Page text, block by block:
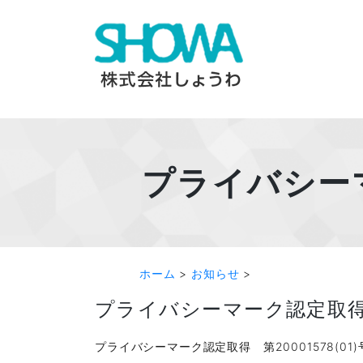
プライバシ
ホーム > お知らせ >
プライバシーマーク認定
プライバシーマーク認定取得 第20001578(01)